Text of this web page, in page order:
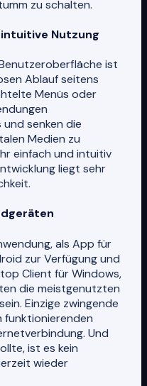
zu schalten.
Nutzung
ist
Ablauf seitens
Menüs oder
senken die
Medien zu
einfach und intuitiv
liegt sehr
als App für
zur Verfügung und
Client für Windows,
die meistgenutzten
Einzige zwingende
funktionierenden
Und
ist es kein
wieder